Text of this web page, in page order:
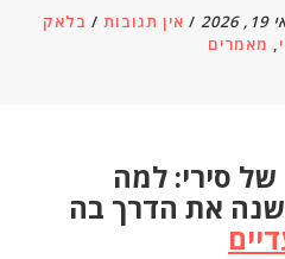
2026
/ אין תגובות / בלאק
, מאמרים
סירי: למה
את הדרך בה